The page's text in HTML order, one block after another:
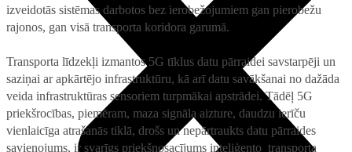
izveidotās sistēmas darbotos bez ierobežojumiem gan pierobežu
rajonos, gan visā transporta koridora garumā.
Transporta līdzekļi izmantos 5G tīklus datu pārraidei savstarpēji un
saziņai ar apkārtējo infrastruktūru, kā arī datu savākšanai no dažāda
veida infrastruktūras sensoriem turpmākai apstrādei. Tādēļ 5G
priekšrocības, piemēram, maza signāla aizture, daudzu ierīču
vienlaicīga atrašanās tiklā, drošs un nepārtraukts datu pārraides
savienojums, ir svarīgs priekšnosacījums inteliģento transporta